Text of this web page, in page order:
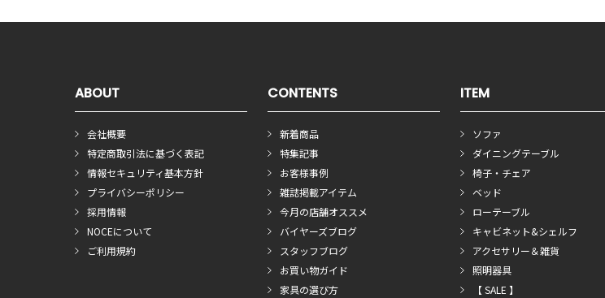
ABOUT
会社概要
特定商取引法に基づく表記
情報セキュリティ基本方針
プライバシーポリシー
採用情報
NOCEについて
ご利用規約
CONTENTS
新着商品
特集記事
お客様事例
雑誌掲載アイテム
今月の店舗オススメ
バイヤーズブログ
スタッフブログ
お買い物ガイド
家具の選び方
ITEM
ソファ
ダイニングテーブル
椅子・チェア
ベッド
ローテーブル
キャビネット&シェルフ
アクセサリー＆雑貨
照明器具
【 SALE 】